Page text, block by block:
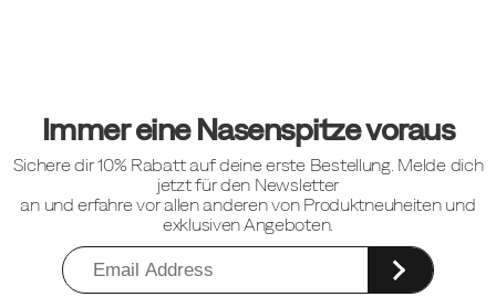
Immer eine Nasenspitze voraus
Sichere dir 10% Rabatt auf deine erste Bestellung. Melde dich
jetzt für den Newsletter
an und erfahre vor allen anderen von Produktneuheiten und
exklusiven Angeboten.